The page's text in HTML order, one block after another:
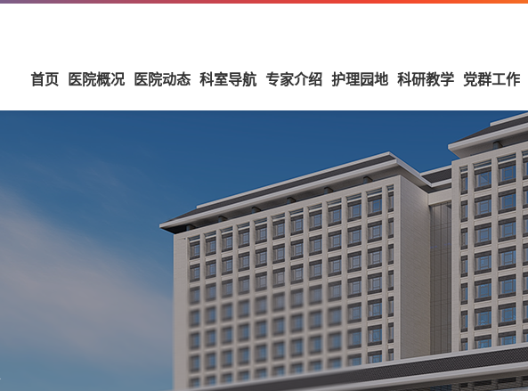
首页 医院概况 医院动态 科室导航 专家介绍 护理园地 科研教学 党群工作